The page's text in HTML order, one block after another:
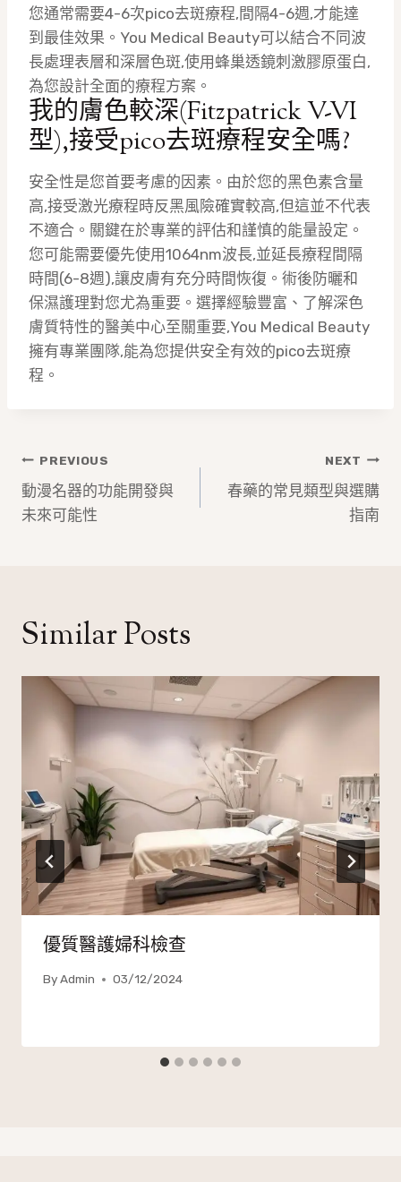
您通常需要4-6次pico去斑療程,間隔4-6週,才能達
到最佳效果。You Medical Beauty可以結合不同波
長處理表層和深層色斑,使用蜂巢透鏡刺激膠原蛋白,
為您設計全面的療程方案。
我的膚色較深(Fitzpatrick V-VI
型),接受pico去斑療程安全嗎?
安全性是您首要考慮的因素。由於您的黑色素含量
高,接受激光療程時反黑風險確實較高,但這並不代表
不適合。關鍵在於專業的評估和謹慎的能量設定。
您可能需要優先使用1064nm波長,並延長療程間隔
時間(6-8週),讓皮膚有充分時間恢復。術後防曬和
保濕護理對您尤為重要。選擇經驗豐富、了解深色
膚質特性的醫美中心至關重要,You Medical Beauty
擁有專業團隊,能為您提供安全有效的pico去斑療
程。
文
章
導
PREVIOUS
動漫名器的功能開發與
未來可能性
NEXT
春藥的常見類型與選購
指南
Similar Posts
優質醫護婦科檢查
ByAdmin 03/12/2024